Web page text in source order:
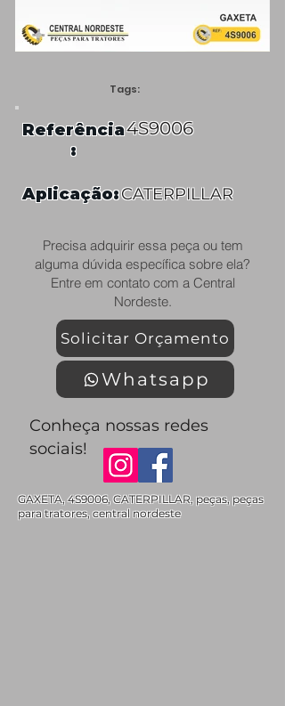
Tags:
Referência
:
4S9006
Aplicação:CATERPILLAR
Precisa adquirir essa peça ou tem
alguma dúvida específica sobre ela?
Entre em contato com a Central
Nordeste.
Solicitar Orçamento
Whatsapp
Conheça nossas redes
sociais!
GAXETA, 4S9006, CATERPILLAR, peças, peças
para tratores, central nordeste